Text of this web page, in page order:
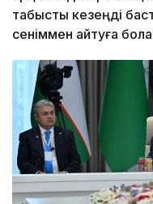
табысты кезеңді
сеніммен айтуға